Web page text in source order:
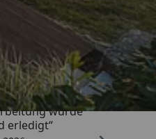
4,81/ 5
wurde
erledigt“